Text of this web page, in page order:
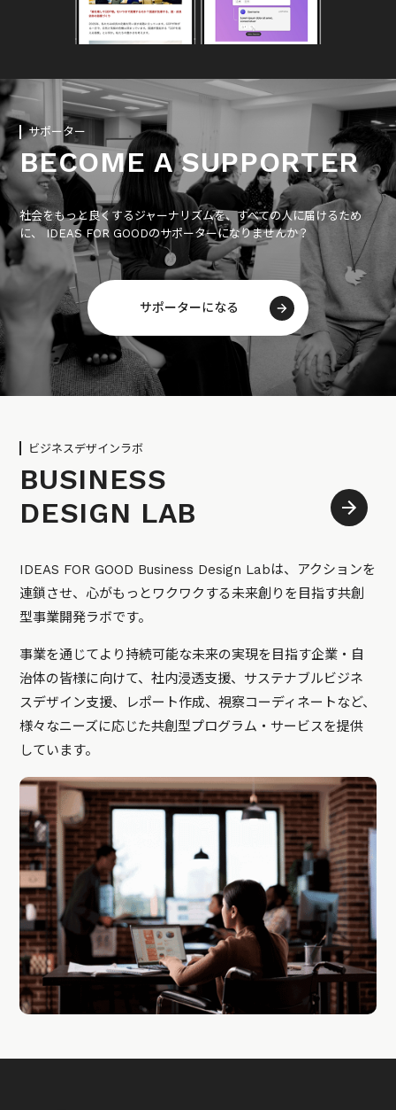
サポーター
BECOME A SUPPORTER
社会をもっと良くするジャーナリズムを、すべての人に届けるため
に、 IDEAS FOR GOODのサポーターになりませんか？
サポーターになる
ビジネスデザインラボ
BUSINESS
DESIGN LAB
IDEAS FOR GOOD Business Design Labは、アクションを
連鎖させ、心がもっとワクワクする未来創りを目指す共創
型事業開発ラボです。
事業を通じてより持続可能な未来の実現を目指す企業・自
治体の皆様に向けて、社内浸透支援、サステナブルビジネ
スデザイン支援、レポート作成、視察コーディネートなど、
様々なニーズに応じた共創型プログラム・サービスを提供
しています。